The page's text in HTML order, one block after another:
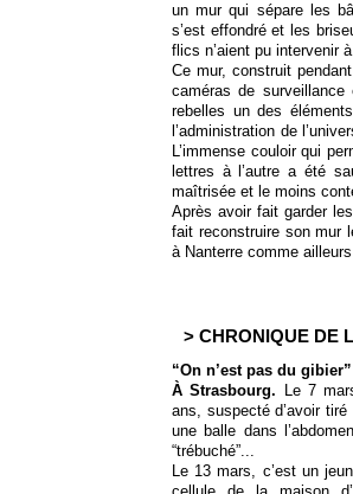
un mur qui sépare les
s’est effondré et les
flics n’aient pu intervenir
Ce mur, construit
caméras de
rebelles un des
l’administration de
L’immense couloir qui
lettres à l’autre a été
maîtrisée et le moins
Après avoir fait garder
fait reconstruire son mur
à Nanterre comme
> CHRONIQUE DE
“On n’est pas du gibier”
À Strasbourg. Le 7
ans, suspecté d’avoir
une balle dans
“trébuché”...
Le 13 mars, c’est un